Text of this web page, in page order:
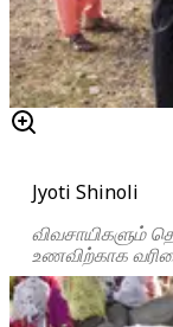
Jyoti Shinoli
விவசாயிகளும்
உணவிற்காக